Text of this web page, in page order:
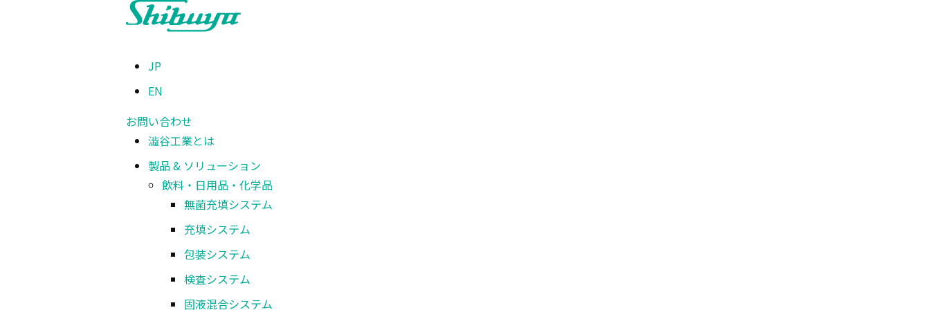
JP
EN
お問い合わせ
澁谷工業とは
製品 & ソリューション
飲料・日用品・化学品
無菌充填システム
充填システム
包装システム
検査システム
固液混合システム
製品 & ソリューション>工作加工>ガスレーザ加工機
ガスレーザ加工機
超コンパクトガスレーザ加工機“ファルコン-S”
省スペース化を実現したガスレーザ加工機です。
ファルコン-Sシリーズ